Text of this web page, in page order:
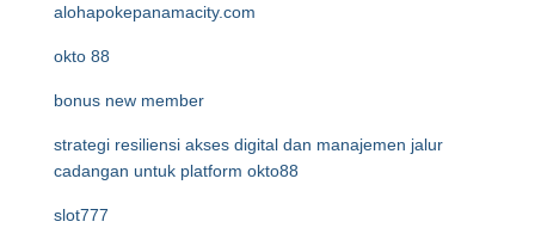
alohapokepanamacity.com
okto 88
bonus new member
strategi resiliensi akses digital dan manajemen jalur
cadangan untuk platform okto88
slot777